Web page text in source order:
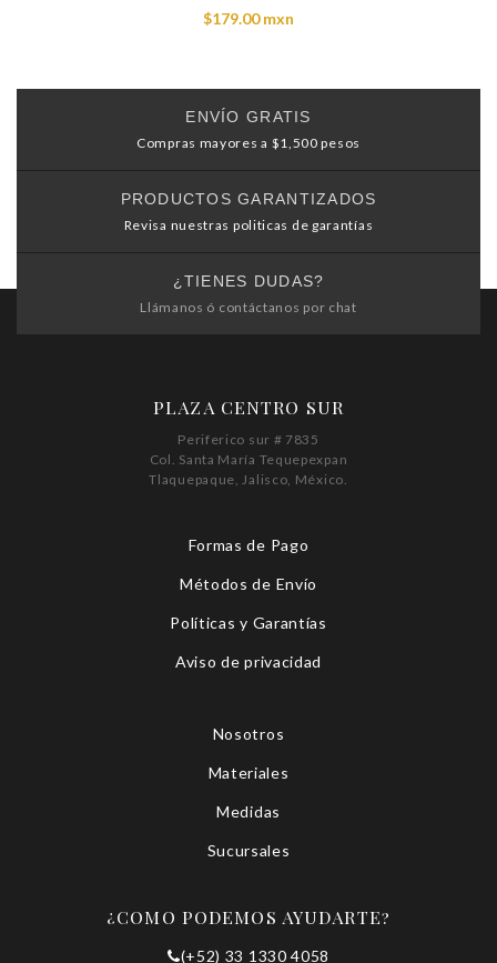
$179.00 mxn
ENVÍO GRATIS
Compras mayores a $1,500 pesos
PRODUCTOS GARANTIZADOS
Revisa nuestras politicas de garantías
¿TIENES DUDAS?
Llámanos ó contáctanos por chat
PLAZA CENTRO SUR
Periferico sur # 7835
Col. Santa María Tequepexpan
Tlaquepaque, Jalisco, México.
Formas de Pago
Métodos de Envío
Políticas y Garantías
Aviso de privacidad
Nosotros
Materiales
Medidas
Sucursales
¿COMO PODEMOS AYUDARTE?
(+52) 33 1330 4058